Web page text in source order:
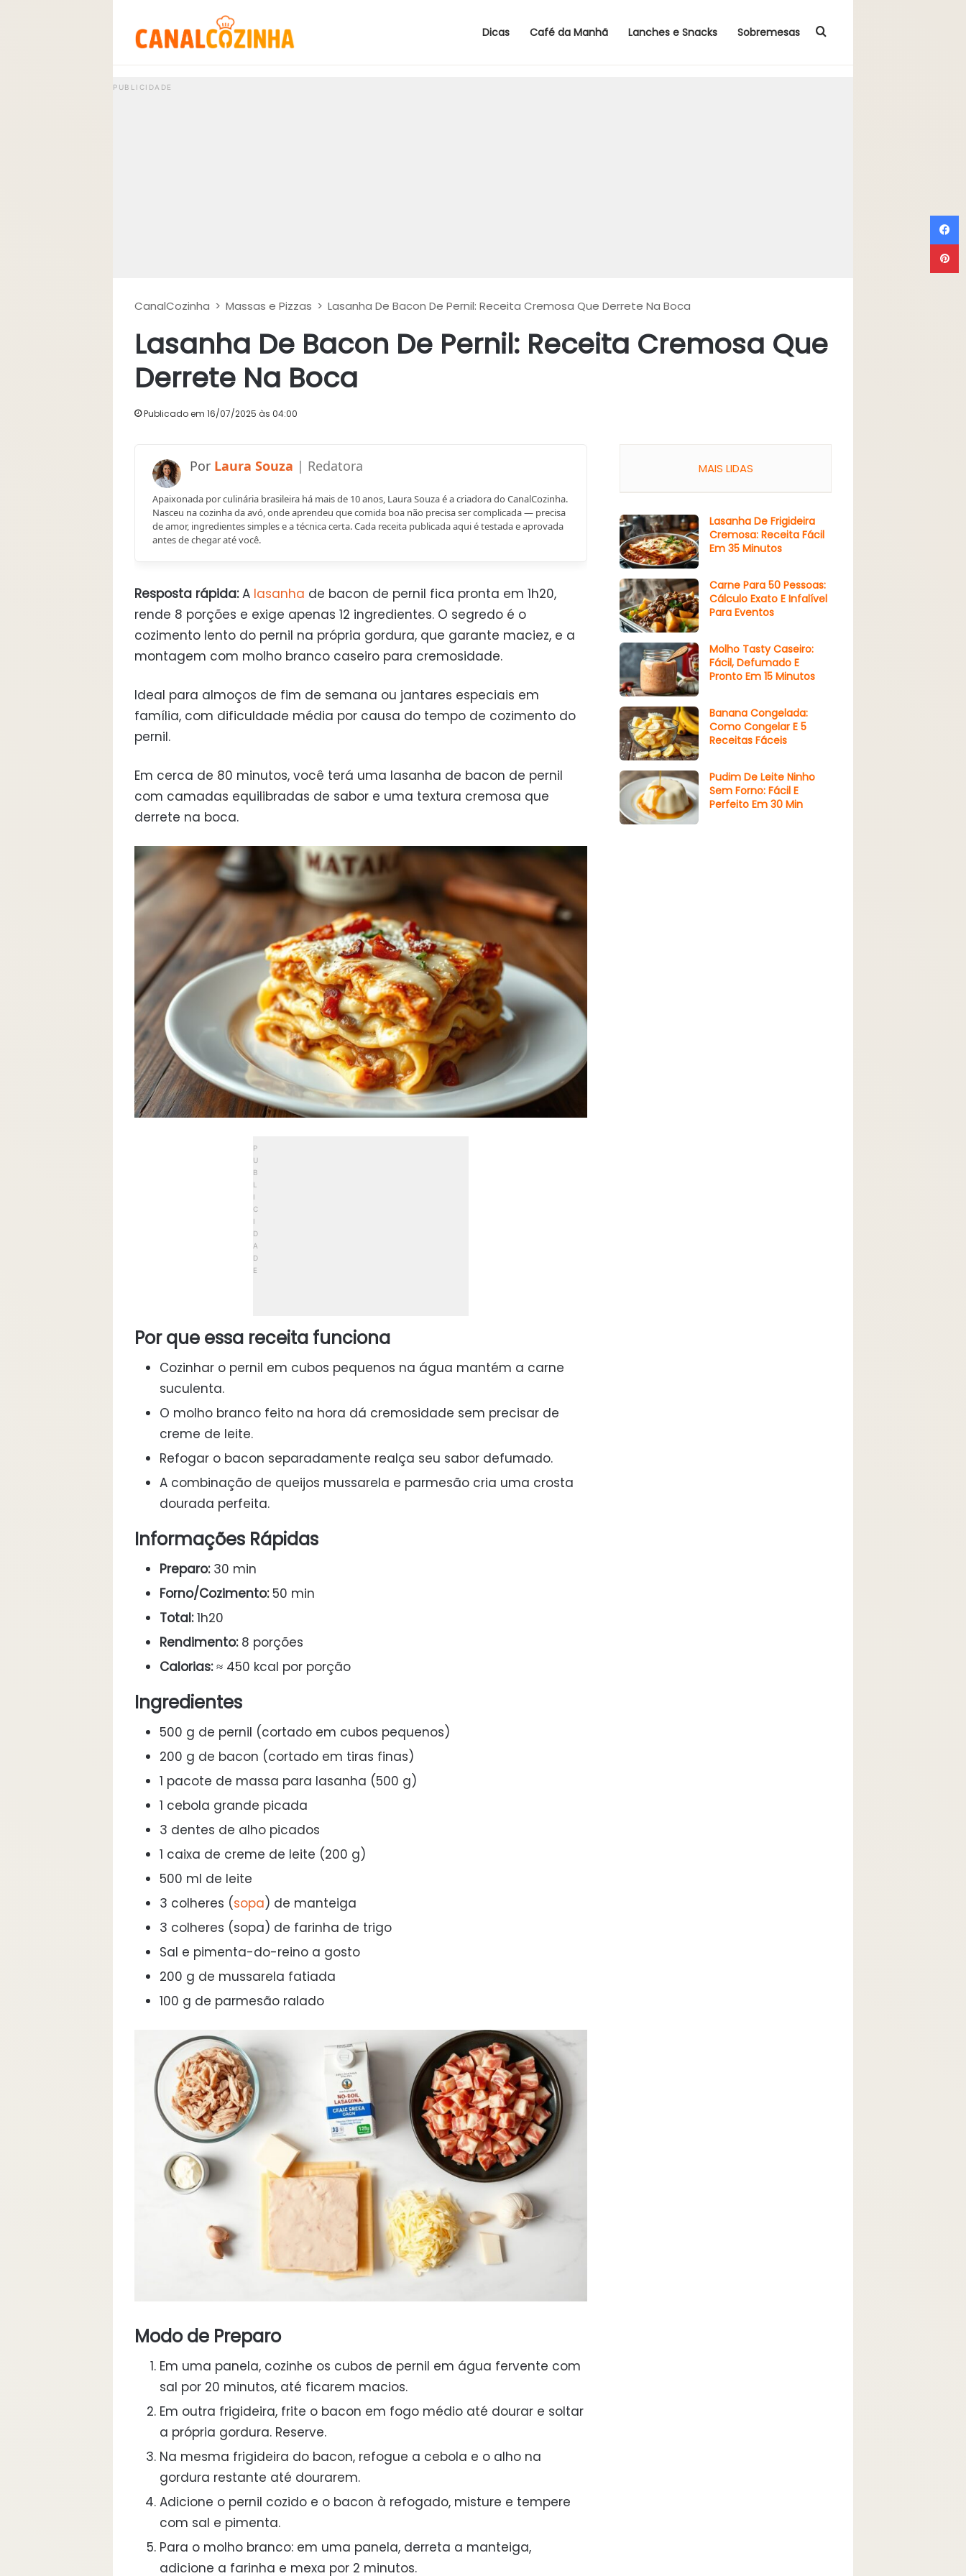
Dicas Café da Manhã Lanches e Snacks Sobremesas Procurar por
CanalCozinha > Massas e Pizzas > Lasanha De Bacon De Pernil: Receita Cremosa Que Derrete Na Boca
Lasanha De Bacon De Pernil: Receita Cremosa Que
Derrete Na Boca
Publicado em 16/07/2025 às 04:00
Laura Souza
Apaixonada por culinária brasileira há mais de 10 anos, Laura Souza é a criadora do CanalCozinha.
Nasceu na cozinha da avó, onde aprendeu que comida boa não precisa ser complicada — precisa
de amor, ingredientes simples e a técnica certa. Cada receita publicada aqui é testada e aprovada
antes de chegar até você.
Resposta rápida:A lasanha de bacon de pernil fica pronta em 1h20,
rende 8 porções e exige apenas 12 ingredientes. O segredo é o
cozimento lento do pernil na própria gordura, que garante maciez, e a
montagem com molho branco caseiro para cremosidade.
Ideal para almoços de fim de semana ou jantares especiais em
família, com dificuldade média por causa do tempo de cozimento do
pernil.
Em cerca de 80 minutos, você terá uma lasanha de bacon de pernil
com camadas equilibradas de sabor e uma textura cremosa que
derrete na boca.
Por que essa receita funciona
Cozinhar o pernil em cubos pequenos na água mantém a carne
suculenta.
O molho branco feito na hora dá cremosidade sem precisar de
creme de leite.
Refogar o bacon separadamente realça seu sabor defumado.
A combinação de queijos mussarela e parmesão cria uma crosta
dourada perfeita.
Informações Rápidas
Preparo:30 min
Forno/Cozimento:50 min
Total:1h20
Rendimento:8 porções
Calorias:≈ 450 kcal por porção
Ingredientes
500 g de pernil (cortado em cubos pequenos)
200 g de bacon (cortado em tiras finas)
1 pacote de massa para lasanha (500 g)
1 cebola grande picada
3 dentes de alho picados
1 caixa de creme de leite (200 g)
500 ml de leite
3 colheres (sopa) de manteiga
3 colheres (sopa) de farinha de trigo
Sal e pimenta-do-reino a gosto
200 g de mussarela fatiada
100 g de parmesão ralado
Modo de Preparo
Em uma panela, cozinhe os cubos de pernil em água fervente com
sal por 20 minutos, até ficarem macios.
Em outra frigideira, frite o bacon em fogo médio até dourar e soltar
a própria gordura. Reserve.
Na mesma frigideira do bacon, refogue a cebola e o alho na
gordura restante até dourarem.
Adicione o pernil cozido e o bacon à refogado, misture e tempere
com sal e pimenta.
Para o molho branco: em uma panela, derreta a manteiga,
adicione a farinha e mexa por 2 minutos.
MAIS LIDAS
Lasanha De Frigideira
Cremosa: Receita Fácil
Em 35 Minutos
Carne Para 50 Pessoas:
Cálculo Exato E Infalível
Para Eventos
Molho Tasty Caseiro:
Fácil, Defumado E
Pronto Em 15 Minutos
Banana Congelada:
Como Congelar E 5
Receitas Fáceis
Pudim De Leite Ninho
Sem Forno: Fácil E
Perfeito Em 30 Min